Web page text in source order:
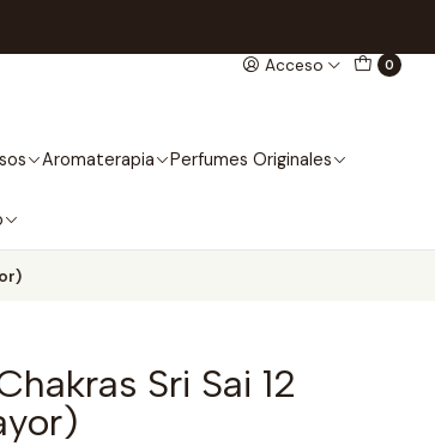
Acceso 0
Aromaterapia Perfumes Originales
Sri Sai 12